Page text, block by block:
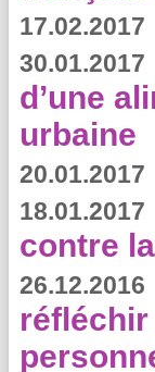
17.02.2017
30.01.2017
d’une
urbaine
20.01.2017
18.01.2017
contre
26.12.2016